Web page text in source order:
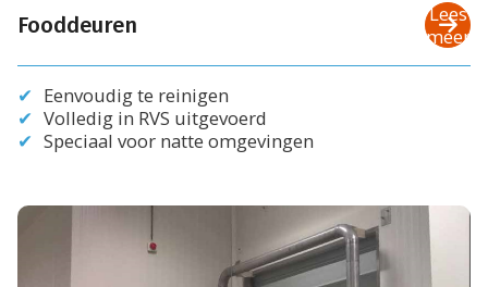
Fooddeuren
Eenvoudig te reinigen
Volledig in RVS uitgevoerd
Speciaal voor natte omgevingen
Lees
meer